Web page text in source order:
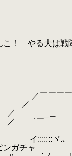
のリ
￣
_
/
ｉ
ャ